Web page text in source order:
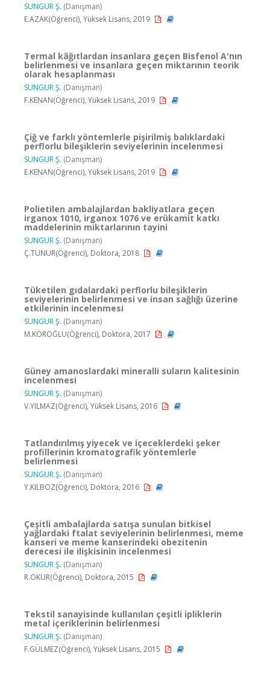
SUNGUR Ş. (Danışman)
E.AZAK(Öğrenci), Yüksek Lisans, 2019
Termal kâğıtlardan insanlara geçen Bisfenol A'nın
belirlenmesi ve insanlara geçen miktarının teorik
olarak hesaplanması
SUNGUR Ş. (Danışman)
F.KENAN(Öğrenci), Yüksek Lisans, 2019
Çiğ ve farklı yöntemlerle pişirilmiş balıklardaki
perflorlu bileşiklerin seviyelerinin incelenmesi
SUNGUR Ş. (Danışman)
E.KENAN(Öğrenci), Yüksek Lisans, 2019
Polietilen ambalajlardan bakliyatlara geçen
irganox 1010, irganox 1076 ve erükamit katkı
maddelerinin miktarlarının tayini
SUNGUR Ş. (Danışman)
Ç.TUNUR(Öğrenci), Doktora, 2018
Tüketilen gıdalardaki perflorlu bileşiklerin
seviyelerinin belirlenmesi ve insan sağlığı üzerine
etkilerinin incelenmesi
SUNGUR Ş. (Danışman)
M.KÖROĞLU(Öğrenci), Doktora, 2017
Güney amanoslardaki mineralli suların kalitesinin
incelenmesi
SUNGUR Ş. (Danışman)
V.YILMAZ(Öğrenci), Yüksek Lisans, 2016
Tatlandırılmış yiyecek ve içeceklerdeki şeker
profillerinin kromatografik yöntemlerle
belirlenmesi
SUNGUR Ş. (Danışman)
Y.KILBOZ(Öğrenci), Doktora, 2016
Çeşitli ambalajlarda satışa sunulan bitkisel
yağlardaki ftalat seviyelerinin belirlenmesi, meme
kanseri ve meme kanserindeki obezitenin
derecesi ile ilişkisinin incelenmesi
SUNGUR Ş. (Danışman)
R.OKUR(Öğrenci), Doktora, 2015
Tekstil sanayisinde kullanılan çeşitli ipliklerin
metal içeriklerinin belirlenmesi
SUNGUR Ş. (Danışman)
F.GÜLMEZ(Öğrenci), Yüksek Lisans, 2015